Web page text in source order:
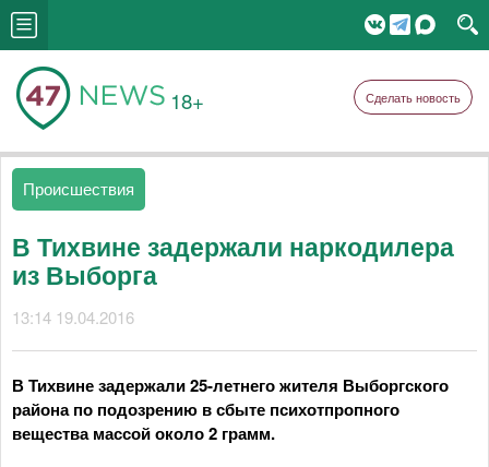
18+ Сделать новость
Происшествия
В Тихвине задержали наркодилера
из Выборга
13:14 19.04.2016
В Тихвине задержали 25-летнего жителя Выборгского
района по подозрению в сбыте психотпропного
вещества массой около 2 грамм.